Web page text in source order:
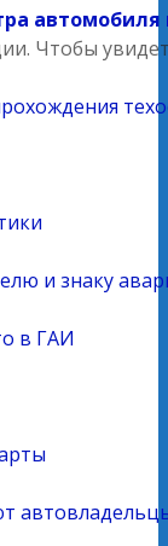
автомобиля
Чтобы
и знаку
в ГАИ